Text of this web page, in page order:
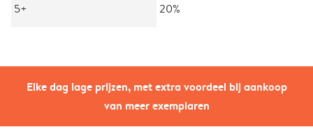
Elke dag lage prijzen, met extra voordeel bij aankoop
van meer exemplaren
5+
20%